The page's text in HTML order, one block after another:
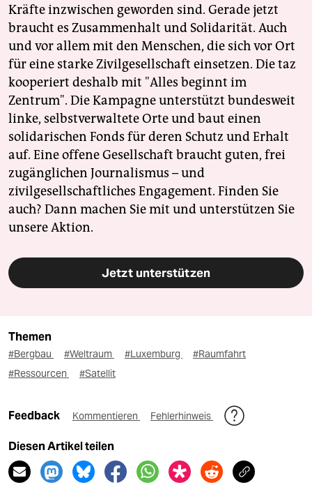
Kräfte inzwischen geworden sind. Gerade jetzt
braucht es Zusammenhalt und Solidarität. Auch
und vor allem mit den Menschen, die sich vor Ort
für eine starke Zivilgesellschaft einsetzen. Die taz
kooperiert deshalb mit "Alles beginnt im
Zentrum". Die Kampagne unterstützt bundesweit
linke, selbstverwaltete Orte und baut einen
solidarischen Fonds für deren Schutz und Erhalt
auf. Eine offene Gesellschaft braucht guten, frei
zugänglichen Journalismus – und
zivilgesellschaftliches Engagement. Finden Sie
auch? Dann machen Sie mit und unterstützen Sie
unsere Aktion.
Jetzt unterstützen
Themen
#Bergbau #Weltraum #Luxemburg
#Raumfahrt
#Ressourcen
#Satellit
Feedback Kommentieren Fehlerhinweis
Diesen Artikel teilen